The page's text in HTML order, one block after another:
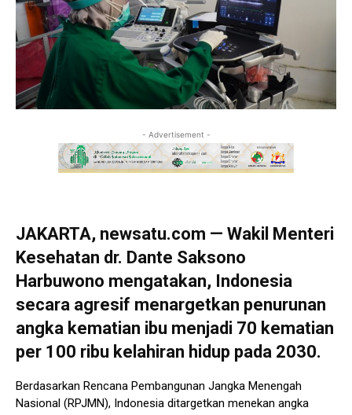
- Advertisement -
JAKARTA, newsatu.com — Wakil Menteri
Kesehatan dr. Dante Saksono
Harbuwono mengatakan, Indonesia
secara agresif menargetkan penurunan
angka kematian ibu menjadi 70 kematian
per 100 ribu kelahiran hidup pada 2030.
Berdasarkan Rencana Pembangunan Jangka Menengah
Nasional (RPJMN), Indonesia ditargetkan menekan angka